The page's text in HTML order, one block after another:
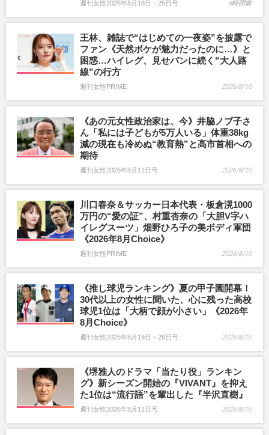
週刊女性2026年8月18日・25日号 8時間前
王林、雑誌で“はじめての一夜姿”を披露で
ファン《天然ボケが魅力だったのに…》と
困惑…ハイレグ、見せパンに続く“大人路
線”の行方
週刊女性PRIME 2026/8/10
《あの元女性政治家は、今》井脇ノブ子さ
ん「私には子どもが5万人いる」体重38kg
減の現在も冷めぬ“教育熱”と高市首相への
期待
週刊女性2026年8月11日号 2026/8/10
川口春奈＆サッカー日本代表・板倉滉1000
万円の“愛の証”、村重杏奈の「大胆V字ハ
イレグスーツ」畑野ひろ子の美ボディ軍団
《2026年8月Choice》
週刊女性PRIME 2026/8/10
《推し球児ランキング》夏の甲子園開幕！
30代以上の女性に聞いた、心に残った高校
球児1位は「大柄で顔が小さい」《2026年
8月Choice》
週刊女性2025年8月19日・26日号 2026/8/10
《堺雅人のドラマ「当たり役」ランキン
グ》新シーズン開始の『VIVANT』を抑え
た1位は“流行語”を輩出した『半沢直樹』
週刊女性2026年8月11日号 2026/8/10